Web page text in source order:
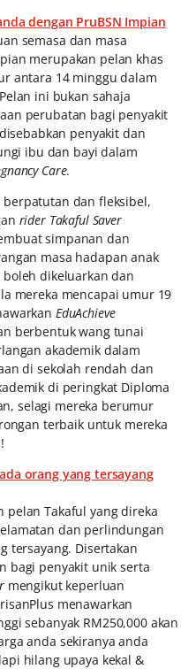
dengan PruBSN Impian
semasa dan masa
merupakan pelan khas
antara 14 minggu dalam
ini bukan sahaja
perubatan bagi penyakit
penyakit dan
ibu dan bayi dalam
Care.
berpatutan dan fleksibel,
rider Takaful Saver
simpanan dan
masa hadapan anak
dikeluarkan dan
mereka mencapai umur 19
EduAchieve
berbentuk wang tunai
akademik dalam
di sekolah rendah dan
di peringkat Diploma
selagi mereka berumur
terbaik untuk mereka
orang yang tersayang
pelan Takaful yang direka
dan perlindungan
tersayang. Disertakan
bagi penyakit unik serta
mengikut keperluan
menawarkan
sebanyak RM250,000 akan
anda sekiranya anda
hilang upaya kekal &